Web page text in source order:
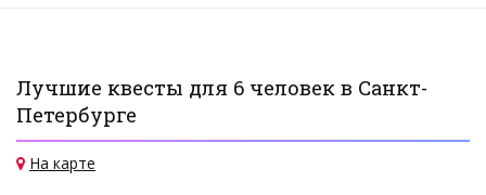
Лучшие квесты для 6 человек в Санкт-
Петербурге
На карте